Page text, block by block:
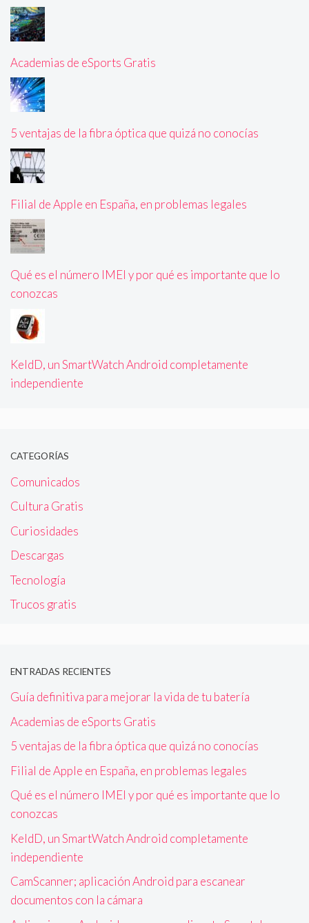
Academias de eSports Gratis
5 ventajas de la fibra óptica que quizá no conocías
Filial de Apple en España, en problemas legales
Qué es el número IMEI y por qué es importante que lo
conozcas
KeldD, un SmartWatch Android completamente
independiente
CATEGORÍAS
Comunicados
Cultura Gratis
Curiosidades
Descargas
Tecnología
Trucos gratis
ENTRADAS RECIENTES
Guía definitiva para mejorar la vida de tu batería
Academias de eSports Gratis
5 ventajas de la fibra óptica que quizá no conocías
Filial de Apple en España, en problemas legales
Qué es el número IMEI y por qué es importante que lo
conozcas
KeldD, un SmartWatch Android completamente
independiente
CamScanner; aplicación Android para escanear
documentos con la cámara